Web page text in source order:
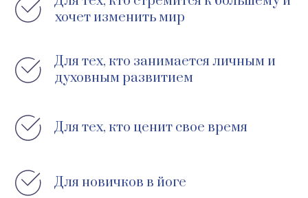
хочет изменить мир
Для тех, кто занимается личным и
духовным развитием
Для тех, кто ценит свое время
Для новичков в йоге